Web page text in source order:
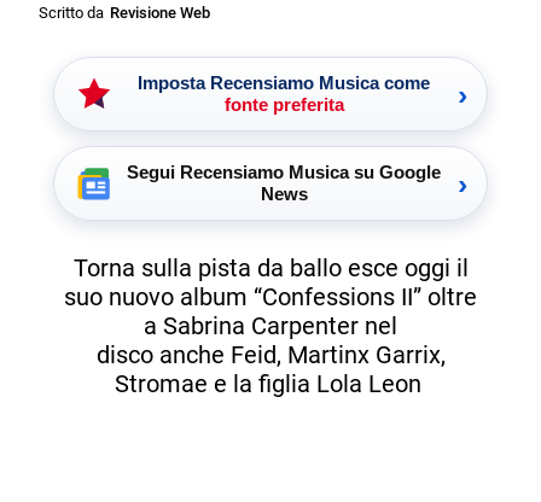
Scritto da Revisione Web
Imposta Recensiamo Musica come
fonte preferita
›
Segui Recensiamo Musica su Google
News
›
Torna sulla pista da ballo esce oggi il
suo nuovo album “Confessions II” oltre
a Sabrina Carpenter nel
disco anche Feid, Martinx Garrix,
Stromae e la figlia Lola Leon